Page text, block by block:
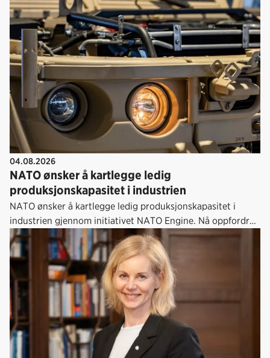
04.08.2026
NATO ønsker å kartlegge ledig
produksjonskapasitet i industrien
NATO ønsker å kartlegge ledig produksjonskapasitet i
industrien gjennom initiativet NATO Engine. Nå oppfordres
norske bedrifter til å melde inn kapasitet som kan bidra til å
styrke alliansens forsvars- og industriproduksjon.